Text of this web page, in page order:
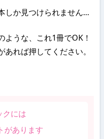
しか見つけられません…
うな、これ1冊でOK！
れば押してください。
クには
があります